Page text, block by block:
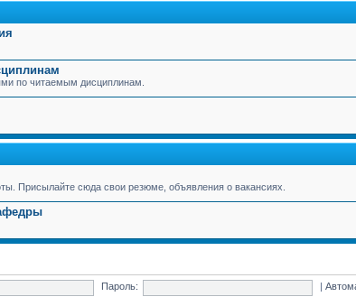
по читаемым дисциплинам.
Присылайте сюда свои резюме, объявления о вакансиях.
Пароль: